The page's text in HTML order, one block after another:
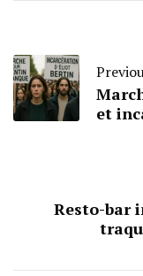
et
Resto-bar